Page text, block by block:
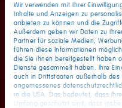
Wir verwenden mit Ihrer
Inhalte und Anzeigen zu
anbieten zu können und die
Außerdem geben wir Daten zu
Partner für soziale Medien,
führen diese Informationen
die Sie ihnen bereitgestellt haben
Dienste gesammelt haben. Ihre
auch in Drittstaaten außerhalb des
angemessenes
in die USA. Das bedeutet, dass
Umfang geschützt sind, dass